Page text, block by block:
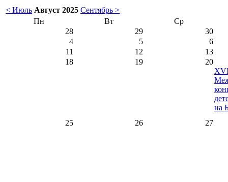
< Июль Август 2025 Сентябрь >
Пн
Вт
Ср
28
29
30
4
5
6
11
12
13
18
19
20
на
25
26 27